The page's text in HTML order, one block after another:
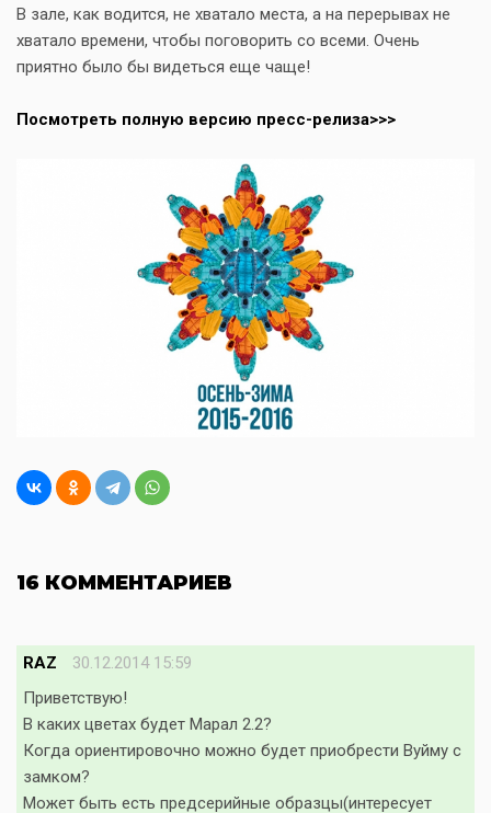
В зале, как водится, не хватало места, а на перерывах не
хватало времени, чтобы поговорить со всеми. Очень
приятно было бы видеться еще чаще!
Посмотреть полную версию пресс-релиза>>>
16 КОММЕНТАРИЕВ
RAZ
30.12.2014 15:59
Приветствую!
В каких цветах будет Марал 2.2?
Когда ориентировочно можно будет приобрести Вуйму с
замком?
Может быть есть предсерийные образцы(интересует